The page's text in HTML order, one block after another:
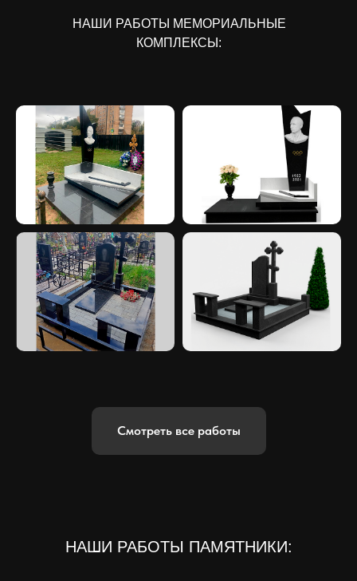
НАШИ РАБОТЫ МЕМОРИАЛЬНЫЕ
КОМПЛЕКСЫ:
Смотреть все работы
НАШИ РАБОТЫ ПАМЯТНИКИ: